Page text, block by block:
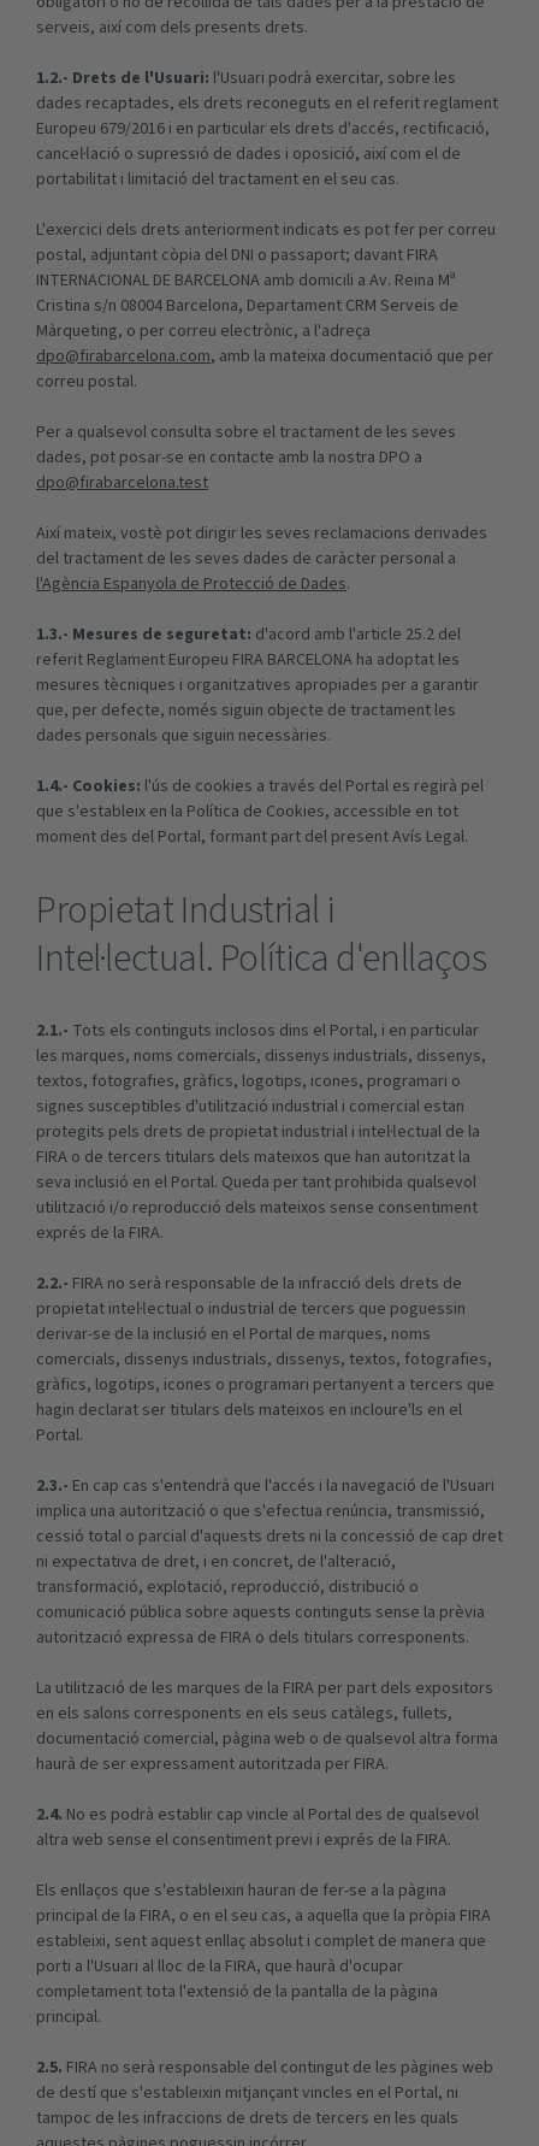
serveis, així com dels presents drets.
1.2.- Drets de l'Usuari: l'Usuari podrà exercitar, sobre les
dades recaptades, els drets reconeguts en el referit reglament
Europeu 679/2016 i en particular els drets d'accés, rectificació,
cancel·lació o supressió de dades i oposició, així com el de
portabilitat i limitació del tractament en el seu cas.
L'exercici dels drets anteriorment indicats es pot fer per correu
postal, adjuntant còpia del DNI o passaport; davant FIRA
INTERNACIONAL DE BARCELONA amb domicili a Av. Reina Mª
Cristina s/n 08004 Barcelona, Departament CRM Serveis de
Màrqueting, o per correu electrònic, a l'adreça
dpo@firabarcelona.com, amb la mateixa documentació que per
correu postal.
Per a qualsevol consulta sobre el tractament de les seves
dades, pot posar-se en contacte amb la nostra DPO a
dpo@firabarcelona.test
Així mateix, vostè pot dirigir les seves reclamacions derivades
del tractament de les seves dades de caràcter personal a
l'Agència Espanyola de Protecció de Dades.
1.3.- Mesures de seguretat: d'acord amb l'article 25.2 del
referit Reglament Europeu FIRA BARCELONA ha adoptat les
mesures tècniques i organitzatives apropiades per a garantir
que, per defecte, només siguin objecte de tractament les
dades personals que siguin necessàries.
1.4.- Cookies: l'ús de cookies a través del Portal es regirà pel
que s'estableix en la Política de Cookies, accessible en tot
moment des del Portal, formant part del present Avís Legal.
Propietat Industrial i
Intel·lectual. Política d'enllaços
2.1.- Tots els continguts inclosos dins el Portal, i en particular
les marques, noms comercials, dissenys industrials, dissenys,
textos, fotografies, gràfics, logotips, icones, programari o
signes susceptibles d'utilització industrial i comercial estan
protegits pels drets de propietat industrial i intel·lectual de la
FIRA o de tercers titulars dels mateixos que han autoritzat la
seva inclusió en el Portal. Queda per tant prohibida qualsevol
utilització i/o reproducció dels mateixos sense consentiment
exprés de la FIRA.
2.2.- FIRA no serà responsable de la infracció dels drets de
propietat intel·lectual o industrial de tercers que poguessin
derivar-se de la inclusió en el Portal de marques, noms
comercials, dissenys industrials, dissenys, textos, fotografies,
gràfics, logotips, icones o programari pertanyent a tercers que
hagin declarat ser titulars dels mateixos en incloure'ls en el
Portal.
2.3.- En cap cas s'entendrà que l'accés i la navegació de l'Usuari
implica una autorització o que s'efectua renúncia, transmissió,
cessió total o parcial d'aquests drets ni la concessió de cap dret
ni expectativa de dret, i en concret, de l'alteració,
transformació, explotació, reproducció, distribució o
comunicació pública sobre aquests continguts sense la prèvia
autorització expressa de FIRA o dels titulars corresponents.
La utilització de les marques de la FIRA per part dels expositors
en els salons corresponents en els seus catàlegs, fullets,
documentació comercial, pàgina web o de qualsevol altra forma
haurà de ser expressament autoritzada per FIRA.
2.4. No es podrà establir cap vincle al Portal des de qualsevol
altra web sense el consentiment previ i exprés de la FIRA.
Els enllaços que s'estableixin hauran de fer-se a la pàgina
principal de la FIRA, o en el seu cas, a aquella que la pròpia FIRA
estableixi, sent aquest enllaç absolut i complet de manera que
porti a l'Usuari al lloc de la FIRA, que haurà d'ocupar
completament tota l'extensió de la pantalla de la pàgina
principal.
2.5. FIRA no serà responsable del contingut de les pàgines web
de destí que s'estableixin mitjançant vincles en el Portal, ni
tampoc de les infraccions de drets de tercers en les quals